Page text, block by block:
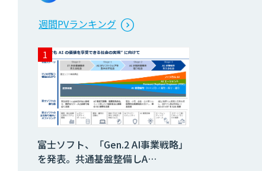
週間PVランキング
富士ソフト、「Gen.2 AI事業戦略」
を発表。共通基盤整備しA…